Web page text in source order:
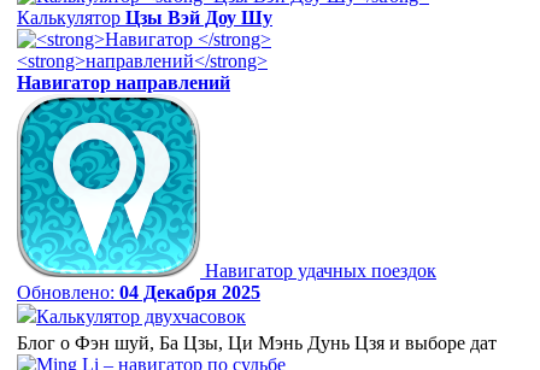
Калькулятор Цзы Вэй Доу Шу
Навигатор направлений
Навигатор удачных поездок
Обновлено: 04 Декабря 2025
Калькулятор двухчасовок
Блог о Фэн шуй, Ба Цзы, Ци Мэнь Дунь Цзя и выборе дат